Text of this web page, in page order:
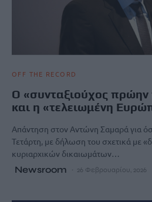
OFF THE RECORD
Ο «συνταξιούχος
και η «τελειωμένη
Απάντηση στον Αντώνη Σαμαρά για
Τετάρτη, με δήλωση του σχετικά με
κυριαρχικών δικαιωμάτων…
Newsroom 26 Φεβρουαρίου, 2026